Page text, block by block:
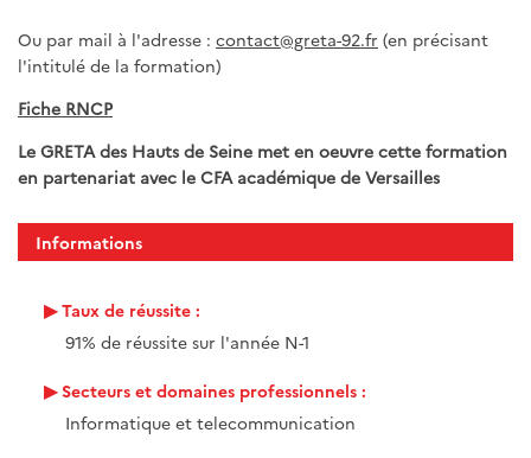
Ou par mail à l'adresse : contact@greta-92.fr (en précisant
l'intitulé de la formation)
Fiche RNCP
Le GRETA des Hauts de Seine met en oeuvre cette formation
en partenariat avec le CFA académique de Versailles
Informations
Taux de réussite :
91% de réussite sur l'année N-1
Secteurs et domaines professionnels :
Informatique et telecommunication